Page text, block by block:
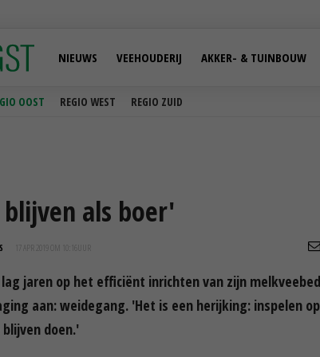
OOST REGIO WEST REGIO ZUID
NIEUWS VEEHOUDERIJ AKKER- & TUINBOUW
als boer'
17 APR 2019 OM 10:16
lag jaren op het efficiënt inrichten van zijn
aan: weidegang. 'Het is een herijking: inspelen
doen.'